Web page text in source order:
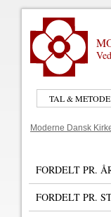
TAL & METODE
Moderne Dansk
FORDELT PR.
FORDELT PR.